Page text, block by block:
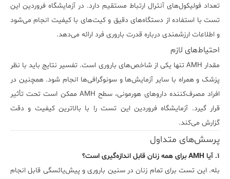
تعداد فولیکول‌های آنترال ارتباط مستقیم دارد. در آزمایشگاه فروردین این
تست با استفاده از دستگاه‌های دقیق و کیت‌های با کیفیت انجام می‌شود
و اطلاعات ارزشمندی درباره قدرت باروری فرد ارائه می‌دهد.
احتیاط‌های لازم
مقدار AMH تنها یکی از شاخص‌های باروری است. تفسیر نتایج باید با نظر
پزشک و همراه با سایر آزمایش‌ها و سونوگرافی‌ها انجام شود. همچنین در
افراد مصرف‌کننده داروهای هورمونی، سطح AMH ممکن است تحت تأثیر
قرار گیرد. آزمایشگاه فروردین این تست را با بالاترین کیفیت و دقت
گزارش می‌کند.
پرسش‌های متداول
۱. آیا AMH برای همه زنان قابل اندازه‌گیری است؟
بله. این تست برای تمام زنان در سنین باروری و پیش‌یائسگی قابل انجام